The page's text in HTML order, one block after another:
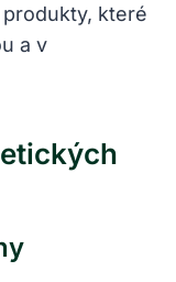
které
a v